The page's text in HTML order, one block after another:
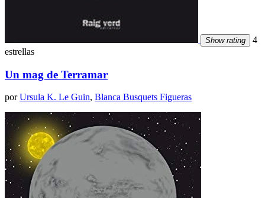
Show rating
4
estrellas
Un mag de Terramar
porUrsula K. Le Guin, Blanca Busquets Figueras